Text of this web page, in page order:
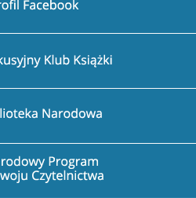
Narodowa
Program Rozwoju